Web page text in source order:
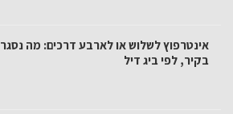
אינטרפוץ לשלוש או לארבע דרכים: מה נסגר
בקיר, לפי ביג דיל